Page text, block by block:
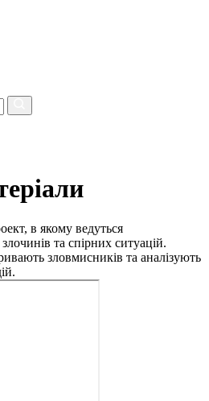
в якому ведуться
та спірних ситуацій.
зловмисників та аналізують